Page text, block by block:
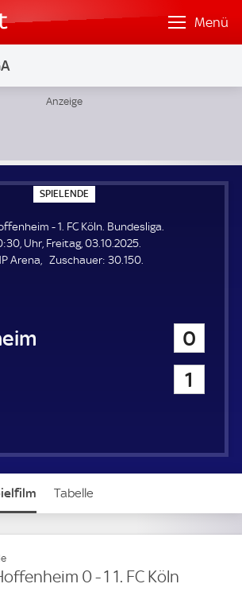
Menü
SPIELENDE
P
E
L
E
N
- 1. FC Köln. Bundesliga.
Uhr, Freitag, 03.10.2025.
Arena
Zuschauer: Z
30.150.
0
1
Tabelle
Aufstellung Live
0 - 1 1. FC Köln